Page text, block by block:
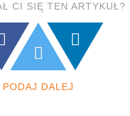
CI SIĘ TEN ARTYKUŁ?
PODAJ DALEJ